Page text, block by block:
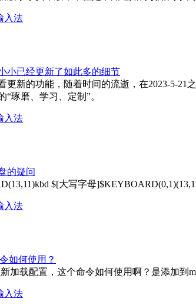
入法
小已经更新了如此多的细节
更新的功能，随着时间的流逝，在2023-5-
琢磨、学习、定制”。
入法
的疑问
$[大写字母
入法
如何使用？
加载配置，这个命令如何使用啊？是添加到
入法